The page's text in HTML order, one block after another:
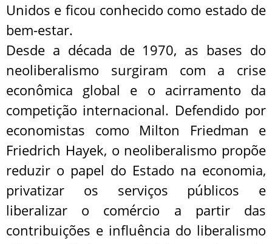
Unidos e ficou conhecido como estado de
bem-estar.
Desde a década de 1970, as bases do
neoliberalismo surgiram com a crise
econômica global e o acirramento da
competição internacional. Defendido por
economistas como Milton Friedman e
Friedrich Hayek, o neoliberalismo propõe
reduzir o papel do Estado na economia,
privatizar os serviços públicos e
liberalizar o comércio a partir das
contribuições e influência do liberalismo